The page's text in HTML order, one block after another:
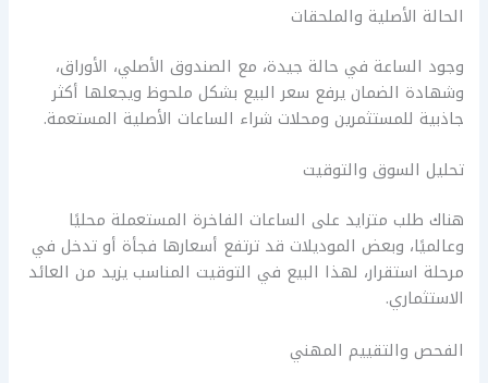
الحالة الأصلية والملحقات
وجود الساعة في حالة جيدة، مع الصندوق الأصلي، الأوراق،
وشهادة الضمان يرفع سعر البيع بشكل ملحوظ ويجعلها أكثر
جاذبية للمستثمرين ومحلات شراء الساعات الأصلية المستعمة.
تحليل السوق والتوقيت
هناك طلب متزايد على الساعات الفاخرة المستعملة محليًا
وعالميًا، وبعض الموديلات قد ترتفع أسعارها فجأة أو تدخل في
مرحلة استقرار، لهذا البيع في التوقيت المناسب يزيد من العائد
الاستثماري.
الفحص والتقييم المهني